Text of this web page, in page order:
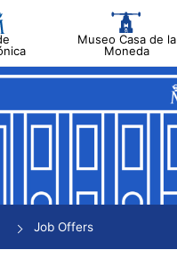
Museo Casa de la
Moneda
Job Offers